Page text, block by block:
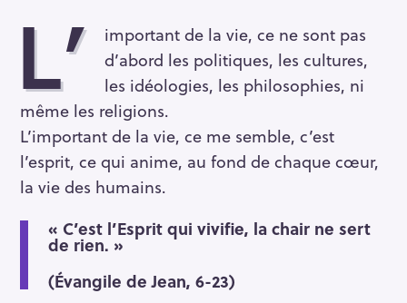
L’
important de la vie, ce ne sont pas
d’abord les politiques, les cultures,
les idéologies, les philosophies, ni
même les religions.
L’important de la vie, ce me semble, c’est
l’esprit, ce qui anime, au fond de chaque cœur,
la vie des humains.
« C’est l’Esprit qui vivifie, la chair ne sert
de rien. »
(Évangile de Jean, 6-23)